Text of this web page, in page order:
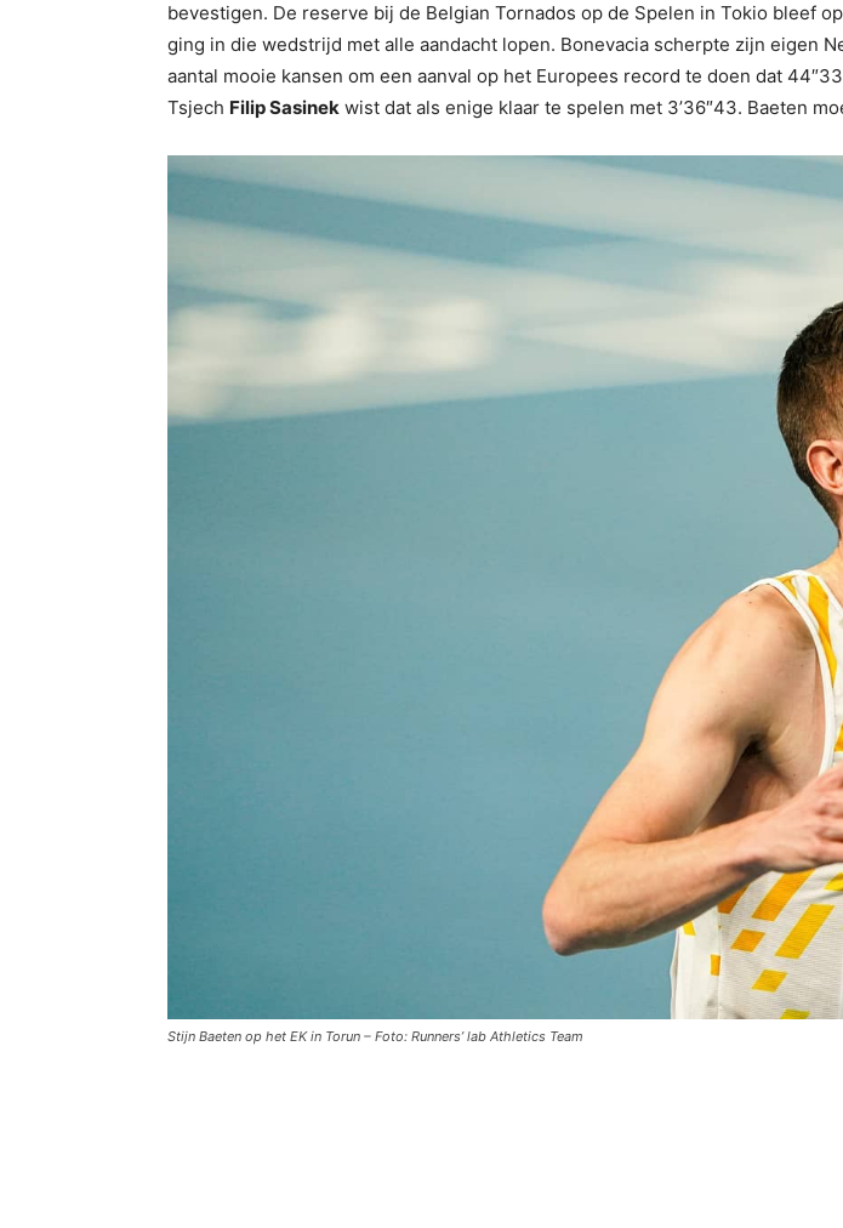
bevestigen. De reserve bij de Belgian Tornados op de Spelen in Tokio bleef
ging in die wedstrijd met alle aandacht lopen. Bonevacia scherpte zijn eigen
aantal mooie kansen om een aanval op het Europees record te doen dat
Tsjech Filip Sasinek wist dat als enige klaar te spelen met 3’36″43. Baeten
Stijn Baeten op het EK in Torun – Foto: Runners’ lab Athletics Team